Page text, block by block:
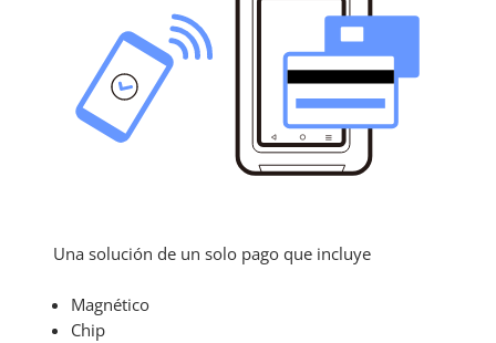
Una solución de un solo pago que incluye
Magnético
Chip